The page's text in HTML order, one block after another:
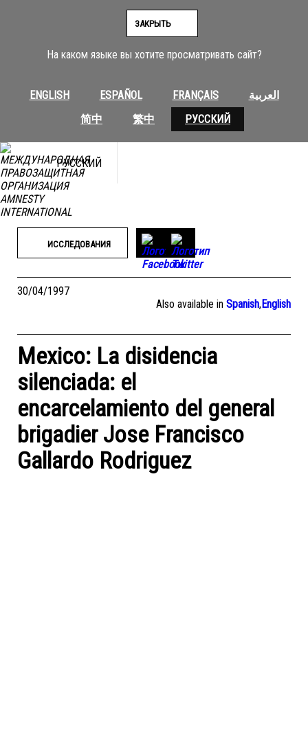
На каком языке вы хотите просматривать сайт?
ENGLISH ESPAÑOL FRANÇAIS
العربية
简中
繁中 РУССКИЙ
ЗАКРЫТЬ
РУССКИЙ
ИССЛЕДОВАНИЯ
30/04/1997
Also available in Spanish,English
Mexico: La disidencia
silenciada: el
encarcelamiento del general
brigadier Jose Francisco
Gallardo Rodriguez